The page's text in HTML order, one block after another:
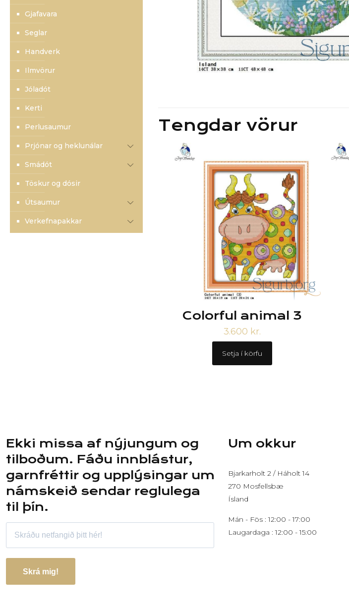
Tengdar vörur
Colorful animal 3
3.600 kr.
Setja í körfu
Gjafavara
Seglar
Handverk
Ilmvörur
Jóladót
Kerti
Perlusaumur
Prjónar og heklunálar
Smádót
Töskur og dósir
Útsaumur
Verkefnapakkar
Ekki missa af nýjungum og
tilboðum. Fáðu innblástur,
garnfréttir og upplýsingar um
námskeið sendar reglulega
til þín.
Skrá mig!
Um okkur
Bjarkarholt 2 / Háholt 14
270 Mosfellsbæ
Ísland
Mán - Fös : 12:00 - 17:00
Laugardaga : 12:00 - 15:00